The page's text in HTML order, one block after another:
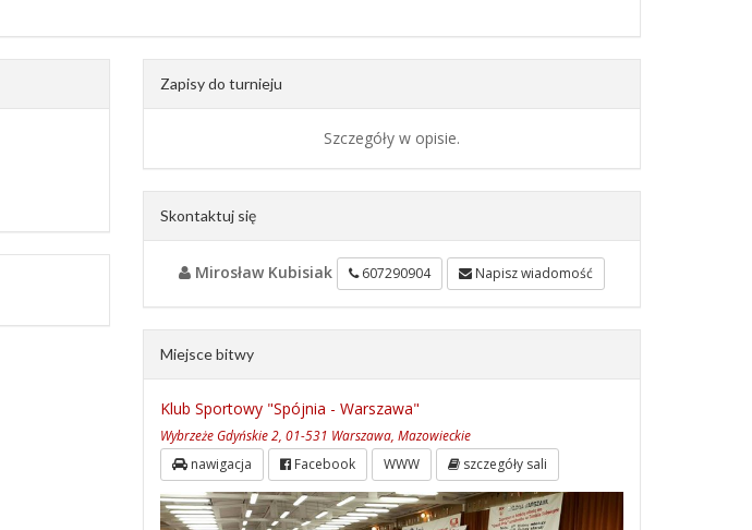
Zapisy do turnieju
Szczegóły w opisie.
Skontaktuj się
Mirosław Kubisiak 607290904 Napisz wiadomość
Miejsce bitwy
Klub Sportowy "Spójnia - Warszawa"
Wybrzeże Gdyńskie 2, 01-531 Warszawa, Mazowieckie
nawigacja Facebook WWW szczegóły sali